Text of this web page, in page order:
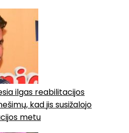
ilgas reabilitacijos
kad jis susižalojo
metu